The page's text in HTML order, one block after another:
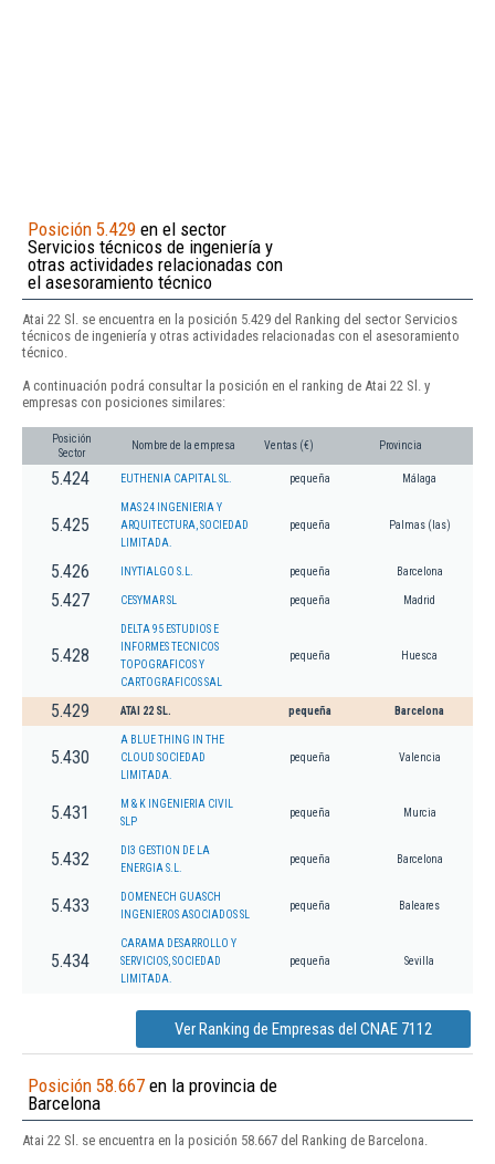
Posición 5.429 en el sector
Servicios técnicos de ingeniería y
otras actividades relacionadas con
el asesoramiento técnico
Atai 22 Sl. se encuentra en la posición 5.429 del Ranking del sector Servicios
técnicos de ingeniería y otras actividades relacionadas con el asesoramiento
técnico.
A continuación podrá consultar la posición en el ranking de Atai 22 Sl. y
empresas con posiciones similares:
Posición
Sector
Nombre de la empresa Ventas (€) Provincia
5.424 EUTHENIA CAPITAL SL. pequeña Málaga
5.425
MAS 24 INGENIERIA Y
ARQUITECTURA, SOCIEDAD
LIMITADA.
pequeña Palmas (las)
5.426 INYTIALGO S.L. pequeña Barcelona
5.427 CESYMAR SL pequeña Madrid
5.428
DELTA 95 ESTUDIOS E
INFORMES TECNICOS
TOPOGRAFICOS Y
CARTOGRAFICOS SAL
pequeña Huesca
5.429 ATAI 22 SL. pequeña Barcelona
5.430
A BLUE THING IN THE
CLOUD SOCIEDAD
LIMITADA.
pequeña Valencia
5.431
M & K INGENIERIA CIVIL
SLP
pequeña Murcia
5.432
DI3 GESTION DE LA
ENERGIA S.L.
pequeña Barcelona
5.433
DOMENECH GUASCH
INGENIEROS ASOCIADOS SL
pequeña Baleares
5.434
CARAMA DESARROLLO Y
SERVICIOS, SOCIEDAD
LIMITADA.
pequeña Sevilla
Ver Ranking de Empresas del CNAE 7112
Posición 58.667 en la provincia de
Barcelona
Atai 22 Sl. se encuentra en la posición 58.667 del Ranking de Barcelona.